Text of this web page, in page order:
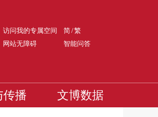
访问我的专属空间 简/繁
网站无障碍
智能问答
传播 文博数据